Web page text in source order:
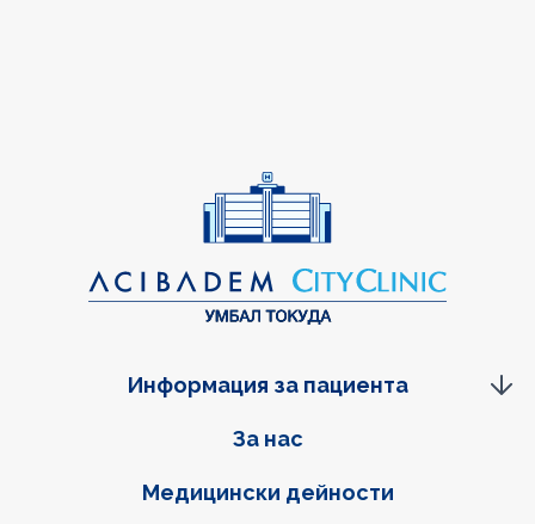
Фуутер навигация
За нас
Медицински дейности
Информация за пациента